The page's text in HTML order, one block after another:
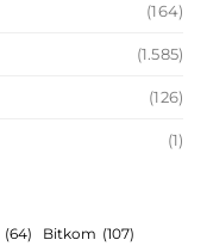
(164)
(1.585)
(126)
(1)
(64) Bitkom (107)